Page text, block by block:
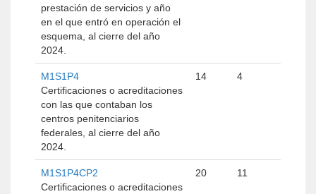
prestación de servicios y año
en el que entró en operación el
esquema, al cierre del año
2024.
M1S1P4
Certificaciones o acreditaciones
con las que contaban los
centros penitenciarios
federales, al cierre del año
2024.
14 4
M1S1P4CP2
Certificaciones o acreditaciones
20 11